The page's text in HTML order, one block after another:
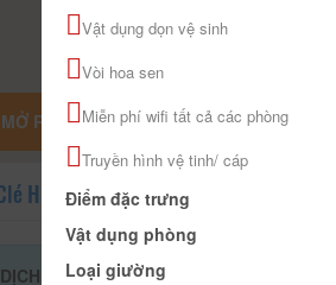
MỞ RỘNG BẢN ĐỒ
Hill
DỊCH
GIÁ THAM
Vật dụng dọn vệ sinh
Vòi hoa sen
Miễn phí wifi tất cả các phòng
Truyền hình vệ tinh/ cáp
Điểm đặc trưng
Vật dụng phòng
Loại giường